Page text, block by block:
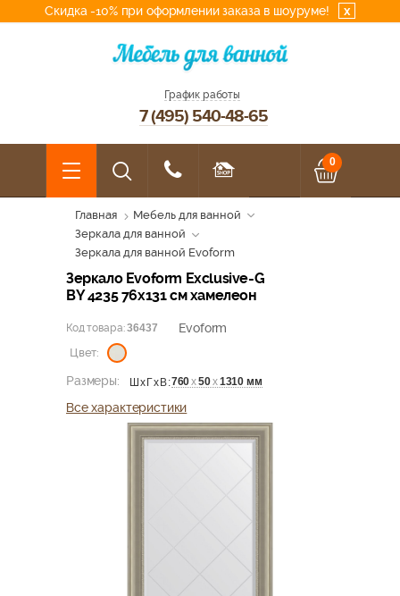
Скидка -10% при оформлении заказа в шоуруме! x
График работы
7 (495) 540-48-65
0
Главная
Мебель для ванной
Зеркала для ванной
Зеркала для ванной Evoform
Зеркало Evoform Exclusive-G
BY 4235 76x131 см хамелеон
Код товара: 36437 Evoform
Цвет:
Размеры: ШхГхВ:760х50х1310 мм
Все характеристики